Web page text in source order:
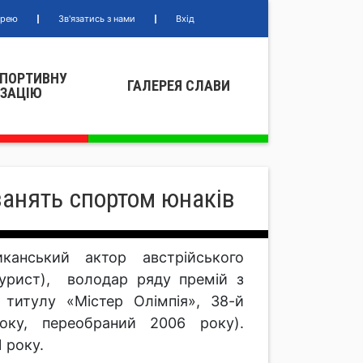
Зв'язатись з нами Вхід
ГАЛЕРЕЯ СЛАВИ
спортом юнаків
актор австрійського
володар ряду премій з
«Містер Олімпія», 38-й
переобраний 2006 року).
року.